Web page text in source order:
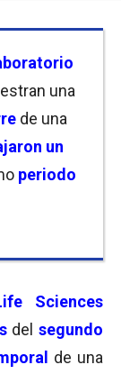
una
de una
un
periodo
Sciences
delsegundo
de una